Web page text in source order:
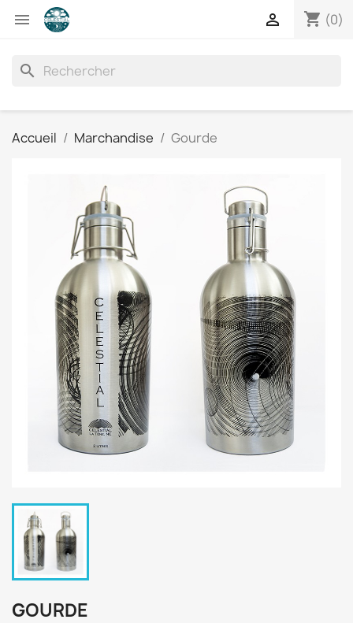
 shopping_cart (0)

search
Accueil Marchandise Gourde
GOURDE